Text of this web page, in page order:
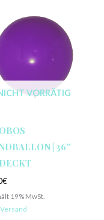
VORRÄTIG
| 36″
€
19% MwSt.
Versand